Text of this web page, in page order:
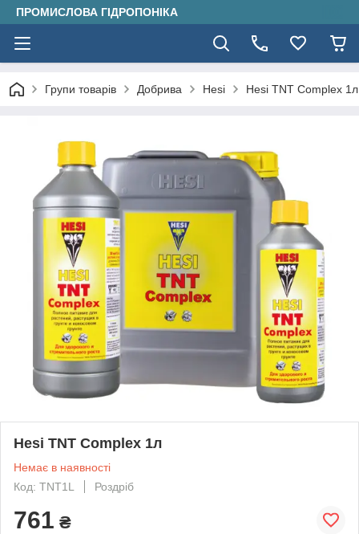
ПРОМИСЛОВА ГІДРОПОНІКА
Групи товарів Добрива Hesi Hesi TNT Complex 1л
Hesi TNT Complex 1л
Немає в наявності
Код: TNT1L
Роздріб
761 ₴